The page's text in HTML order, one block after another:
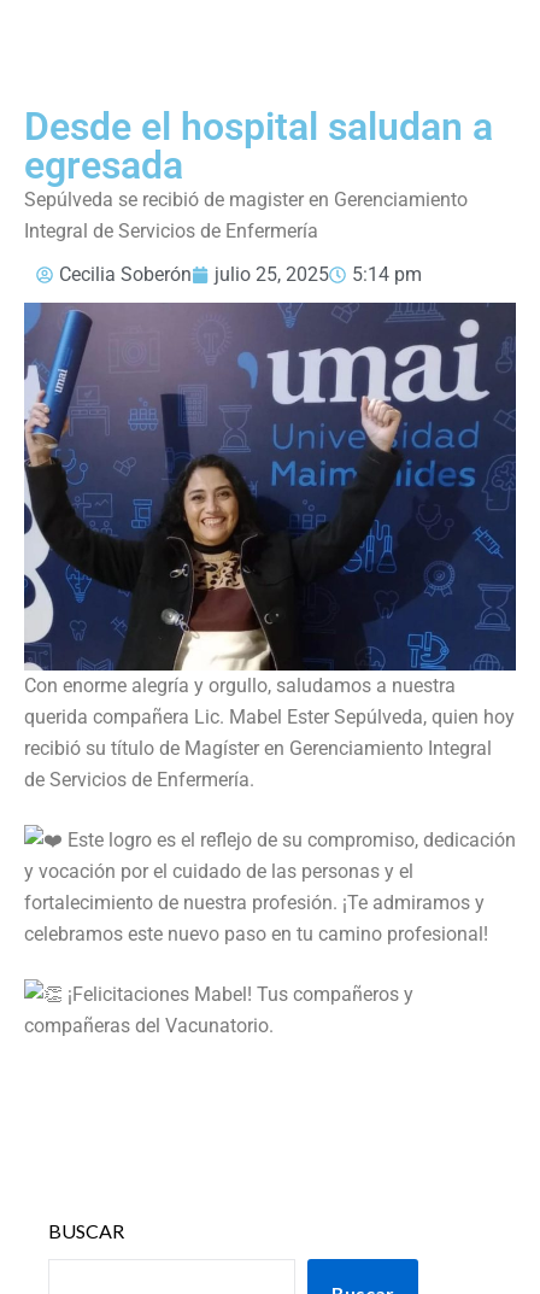
Desde el hospital saludan a
egresada
Sepúlveda se recibió de magister en Gerenciamiento
Integral de Servicios de Enfermería
Cecilia Soberón
julio 25, 2025 5:14 pm
Con enorme alegría y orgullo, saludamos a nuestra
querida compañera Lic. Mabel Ester Sepúlveda, quien hoy
recibió su título de Magíster en Gerenciamiento Integral
de Servicios de Enfermería.
Este logro es el reflejo de su compromiso, dedicación
y vocación por el cuidado de las personas y el
fortalecimiento de nuestra profesión. ¡Te admiramos y
celebramos este nuevo paso en tu camino profesional!
¡Felicitaciones Mabel! Tus compañeros y
compañeras del Vacunatorio.
BUSCAR